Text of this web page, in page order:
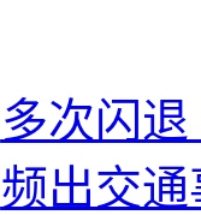
多次闪
频出交